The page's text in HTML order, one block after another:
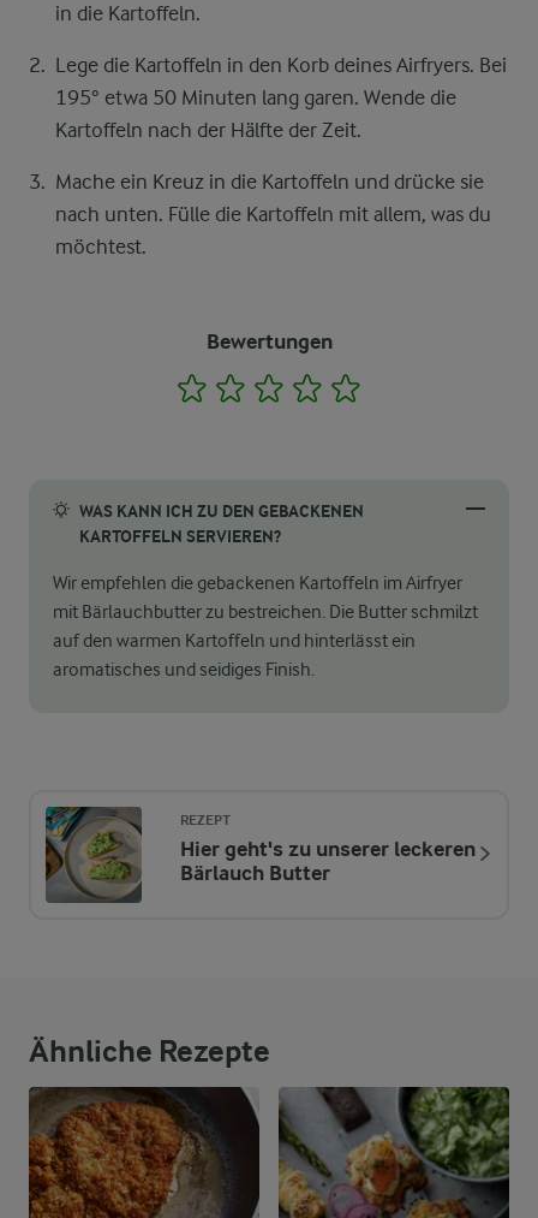
in die Kartoffeln.
Lege die Kartoffeln in den Korb deines Airfryers. Bei
195° etwa 50 Minuten lang garen. Wende die
Kartoffeln nach der Hälfte der Zeit.
Mache ein Kreuz in die Kartoffeln und drücke sie
nach unten. Fülle die Kartoffeln mit allem, was du
möchtest.
Bewertungen
1 2 3 4
WAS KANN ICH ZU DEN GEBACKENEN
KARTOFFELN SERVIEREN?
Wir empfehlen die gebackenen Kartoffeln im Airfryer
mit Bärlauchbutter zu bestreichen. Die Butter schmilzt
auf den warmen Kartoffeln und hinterlässt ein
aromatisches und seidiges Finish.
REZEPT
Hier geht's zu unserer leckeren
Bärlauch Butter
Ähnliche Rezepte